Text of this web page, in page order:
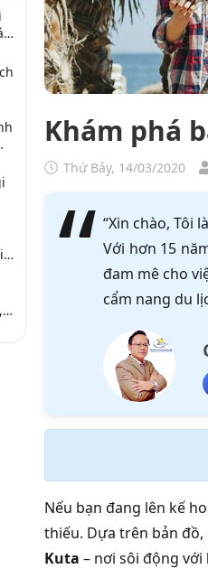
Khám phá
Thứ Bảy, 14/03/2020
“Xin chào, Tôi
Với hơn 15
đam mê cho
cẩm nang du
Nếu bạn đang lên kế
thiếu. Dựa trên bản đồ,
Kuta – nơi sôi động với
6